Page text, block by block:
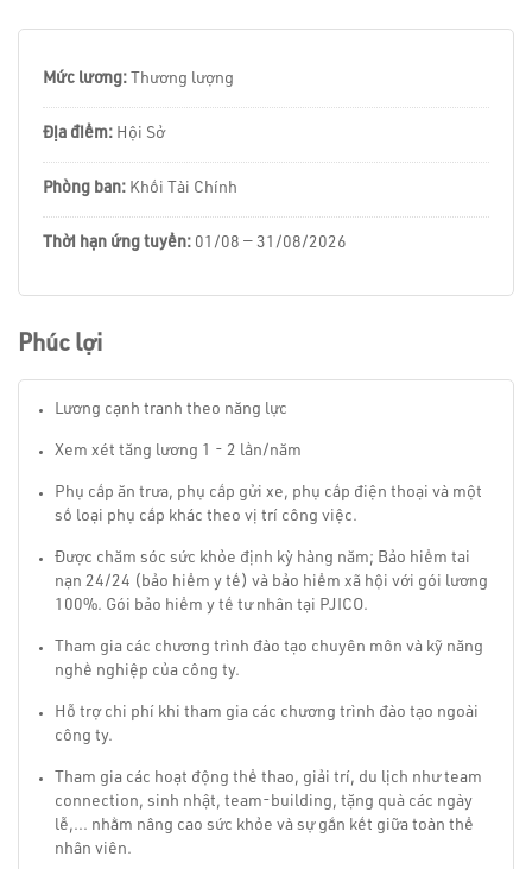
Mức lương: Thương lượng
Địa điểm: Hội Sở
Phòng ban: Khối Tài Chính
Thời hạn ứng tuyển: 01/08 — 31/08/2026
Phúc lợi
Lương cạnh tranh theo năng lực
Xem xét tăng lương 1 - 2 lần/năm
Phụ cấp ăn trưa, phụ cấp gửi xe, phụ cấp điện thoại và một
số loại phụ cấp khác theo vị trí công việc.
Được chăm sóc sức khỏe định kỳ hàng năm; Bảo hiểm tai
nạn 24/24 (bảo hiểm y tế) và bảo hiểm xã hội với gói lương
100%. Gói bảo hiểm y tế tư nhân tại PJICO.
Tham gia các chương trình đào tạo chuyên môn và kỹ năng
nghề nghiệp của công ty.
Hỗ trợ chi phí khi tham gia các chương trình đào tạo ngoài
công ty.
Tham gia các hoạt động thể thao, giải trí, du lịch như team
connection, sinh nhật, team-building, tặng quà các ngày
lễ,... nhằm nâng cao sức khỏe và sự gắn kết giữa toàn thể
nhân viên.